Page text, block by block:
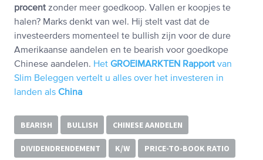
procent zonder meer goedkoop. Vallen er koopjes te
halen? Marks denkt van wel. Hij stelt vast dat de
investeerders momenteel te bullish zijn voor de dure
Amerikaanse aandelen en te bearish voor goedkope
Chinese aandelen. Het GROEIMARKTEN Rapport van
Slim Beleggen vertelt u alles over het investeren in
landen als China
BEARISH BULLISH CHINESE AANDELEN
DIVIDENDRENDEMENT K/W PRICE-TO-BOOK RATIO